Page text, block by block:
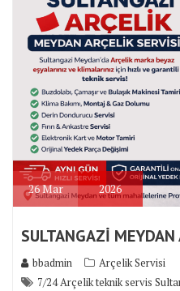
26Mar 2026
SULTANGAZİ MEYDAN
bbadmin
Arçelik Servisi
7/24 Arçelik teknik servis